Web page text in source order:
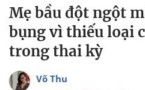
Mẹ bầu đột ngột
bụng vì thiếu loại
trong thai kỳ
Võ Thu